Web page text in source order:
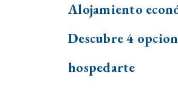
Alojamiento
Descubre 4
hospedarte